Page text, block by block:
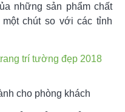
những sản phẩm chất
chút so với các tỉnh
trí tường đẹp 2018
cho phòng khách